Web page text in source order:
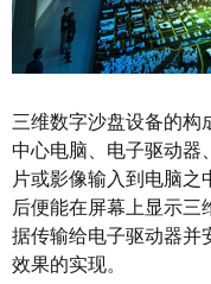
三维数字沙盘设备的构
中心电脑、电子驱动器
片或影像输入到电脑之
后便能在屏幕上显示三
据传输给电子驱动器并
效果的实现。